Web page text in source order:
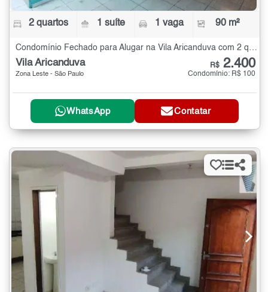
2 quartos 1 suíte 1 vaga 90 m²
Condomínio Fechado para Alugar na Vila Aricanduva com 2 quartos - 90 m²
Vila Aricanduva
Zona Leste - São Paulo
R$ 2.400
Condomínio: R$ 100
WhatsApp Contatar